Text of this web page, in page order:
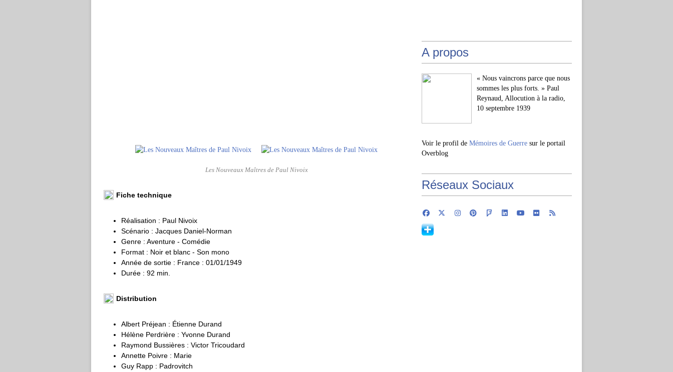
Les Nouveaux Maîtres de Paul Nivoix
Fiche technique
Réalisation : Paul Nivoix
Scénario : Jacques Daniel-Norman
Genre : Aventure - Comédie
Format : Noir et blanc - Son mono
Année de sortie : France : 01/01/1949
Durée : 92 min.
Distribution
Albert Préjean : Étienne Durand
Hélène Perdrière : Yvonne Durand
Raymond Bussières : Victor Tricoudard
Annette Poivre : Marie
Guy Rapp : Padrovitch
A propos
« Nous vaincrons parce que nous
sommes les plus forts. » Paul
Reynaud, Allocution à la radio,
10 septembre 1939
Voir le profil de Mémoires de Guerre sur le portail
Overblog
Réseaux Sociaux